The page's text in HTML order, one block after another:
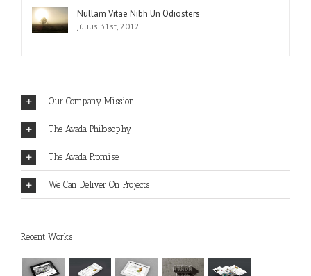
Nullam Vitae Nibh Un Odiosters
július 31st, 2012
Our Company Mission
The Avada Philosophy
The Avada Promise
We Can Deliver On Projects
Recent Works